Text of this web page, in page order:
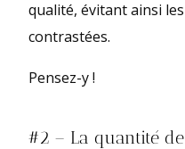
qualité, évitant ainsi
contrastées.
Pensez-y !
#2 – La quantité